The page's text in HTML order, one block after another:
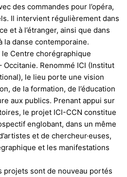
des commandes pour l’opéra,
Il intervient régulièrement dans
et à l’étranger, ainsi que dans
la danse contemporaine.
Centre chorégraphique
Renommé ICI (Institut
le lieu porte une vision
de la formation, de l’éducation
aux publics. Prenant appui sur
le projet ICI-CCN constitue
englobant, dans un même
et de chercheur·euses,
et les manifestations
projets sont de nouveau portés